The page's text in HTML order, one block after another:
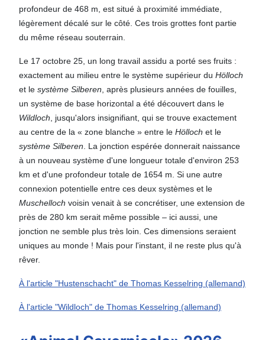
profondeur de 468 m, est situé à proximité immédiate,
légèrement décalé sur le côté. Ces trois grottes font partie
du même réseau souterrain.
Le 17 octobre 25, un long travail assidu a porté ses fruits :
exactement au milieu entre le système supérieur du Hölloch
et le système Silberen, après plusieurs années de fouilles,
un système de base horizontal a été découvert dans le
Wildloch, jusqu'alors insignifiant, qui se trouve exactement
au centre de la « zone blanche » entre le Hölloch et le
système Silberen. La jonction espérée donnerait naissance
à un nouveau système d'une longueur totale d'environ 253
km et d'une profondeur totale de 1654 m. Si une autre
connexion potentielle entre ces deux systèmes et le
Muschelloch voisin venait à se concrétiser, une extension de
près de 280 km serait même possible – ici aussi, une
jonction ne semble plus très loin. Ces dimensions seraient
uniques au monde ! Mais pour l'instant, il ne reste plus qu'à
rêver.
À l'article "Hustenschacht" de Thomas Kesselring (allemand)
À l'article "Wildloch" de Thomas Kesselring (allemand)